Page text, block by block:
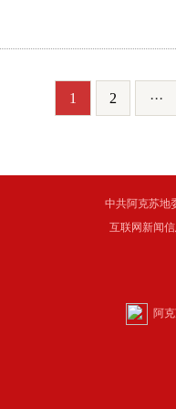
1 2 ···
中共阿克苏地
互联网新闻
阿